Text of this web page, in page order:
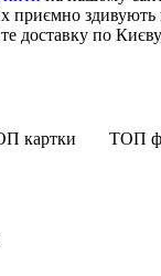
приємно здивують
по
картки ТОП